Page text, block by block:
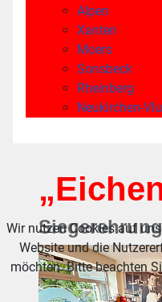
Alpen
Xanten
Moers
Sonsbeck
Rheinberg
Neukirchen-
Wir nutzen Cookies auf
Website und die
möchten. Bitte beachten